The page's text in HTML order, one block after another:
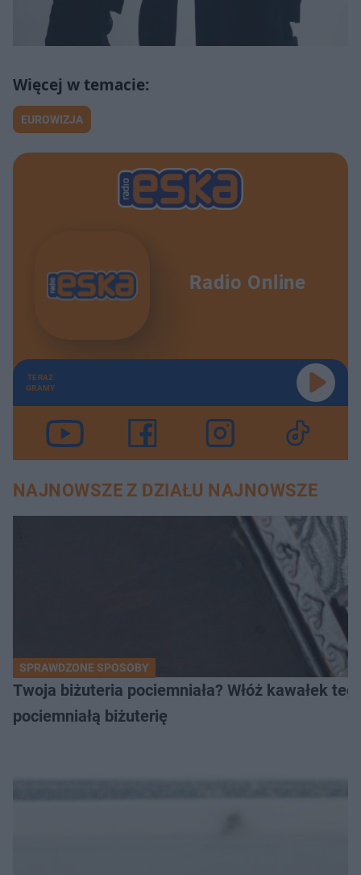
EUROWIZJA
Radio Online
TERAZ
GRAMY
NAJNOWSZE Z DZIAŁU NAJNOWSZE
SPRAWDZONE SPOSOBY
Twoja biżuteria pociemniała? Włóż kawałek
pociemniałą biżuterię